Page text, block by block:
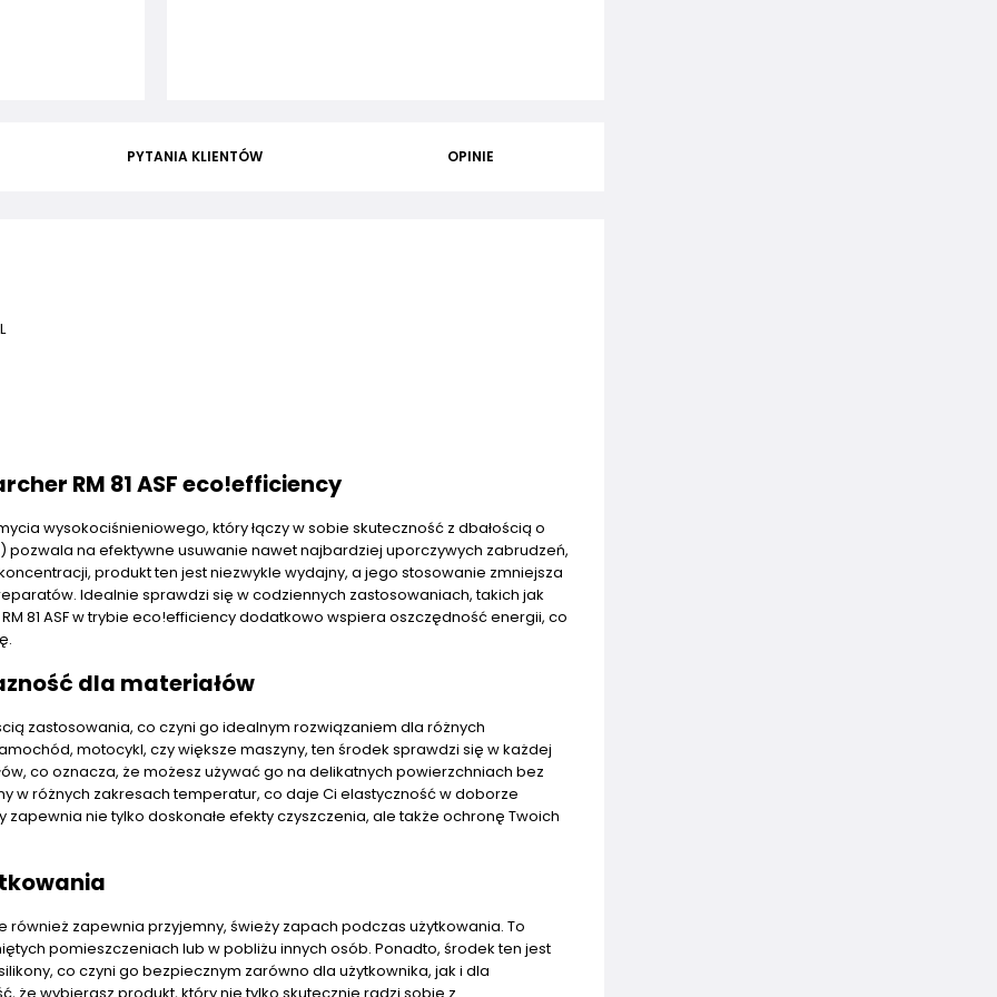
PYTANIA KLIENTÓW OPINIE
RM 81 ASF eco!efficiency
wysokociśnieniowego, który łączy w sobie skuteczność z dbałością o
pozwala na efektywne usuwanie nawet najbardziej uporczywych zabrudzeń,
produkt ten jest niezwykle wydajny, a jego stosowanie zmniejsza
Idealnie sprawdzi się w codziennych zastosowaniach, takich jak
81 ASF w trybie eco!efficiency dodatkowo wspiera oszczędność energii, co
dla materiałów
zastosowania, co czyni go idealnym rozwiązaniem dla różnych
motocykl, czy większe maszyny, ten środek sprawdzi się w każdej
co oznacza, że możesz używać go na delikatnych powierzchniach bez
w różnych zakresach temperatur, co daje Ci elastyczność w doborze
zapewnia nie tylko doskonałe efekty czyszczenia, ale także ochronę Twoich
również zapewnia przyjemny, świeży zapach podczas użytkowania. To
pomieszczeniach lub w pobliżu innych osób. Ponadto, środek ten jest
co czyni go bezpiecznym zarówno dla użytkownika, jak i dla